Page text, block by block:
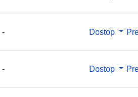
- Dostop
- Dostop
http://
1.0